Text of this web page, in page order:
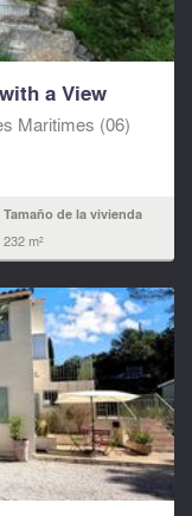
a View
Maritimes (06)
Tamaño de la vivienda
232 m²